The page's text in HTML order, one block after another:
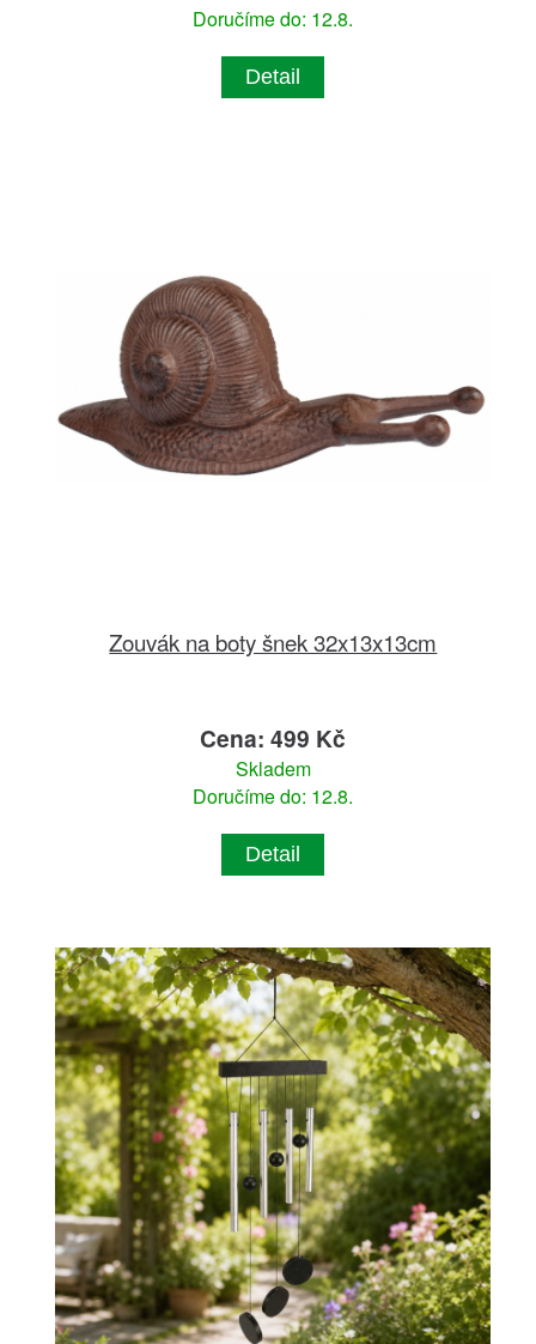
Doručíme do: 12.8.
Detail
Zouvák na boty šnek 32x13x13cm
Cena: 499 Kč
Skladem
Doručíme do: 12.8.
Detail